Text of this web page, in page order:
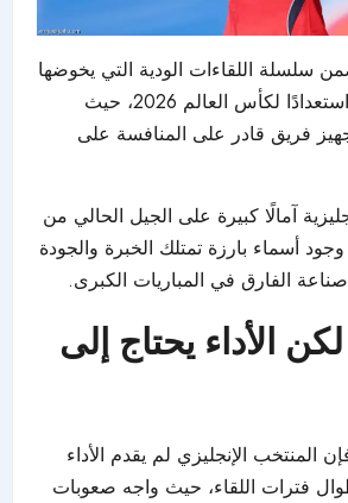
سلسلة اللقاءات الودية التي يخوضها
المنتخب الإنجليزي استعدادًا لكأس العالم 2026، حيث
فريق قادر على المنافسة على
آمالًا كبيرة على الجيل الحالي من
أسماء بارزة تمتلك الخبرة والجودة
صناعة الفارق في المباريات الكبرى.
الأداء يحتاج إلى
المنتخب الإنجليزي لم يقدم الأداء
فترات اللقاء، حيث واجه صعوبات